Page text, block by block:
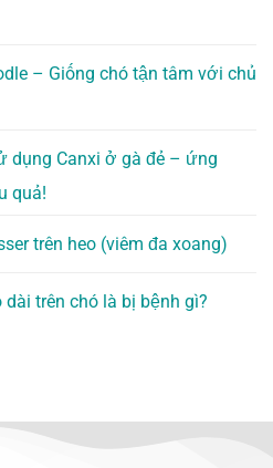
– Giống chó tận tâm với chủ
dụng Canxi ở gà đẻ – ứng
quả!
trên heo (viêm đa xoang)
dài trên chó là bị bệnh gì?